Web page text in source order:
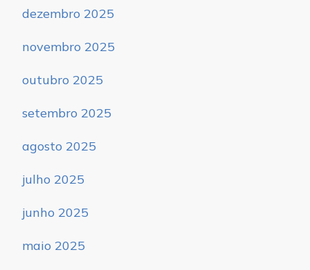
dezembro 2025
novembro 2025
outubro 2025
setembro 2025
agosto 2025
julho 2025
junho 2025
maio 2025